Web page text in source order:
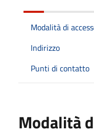
Modalità di
Indirizzo
Punti di contatto
Modalità